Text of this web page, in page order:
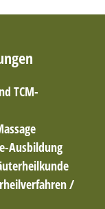
TCM-
Ausbildung
/